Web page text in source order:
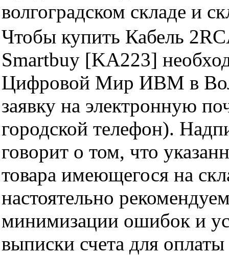
волгоградском складе и
Чтобы купить Кабель
Smartbuy [KA223]
Цифровой Мир ИВМ в
заявку на электронную
городской телефон).
говорит о том, что
товара имеющегося на
настоятельно
минимизации ошибок и
выписки счета для